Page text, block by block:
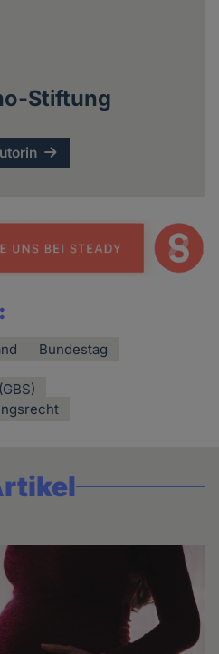
Stiftung
Bundestag